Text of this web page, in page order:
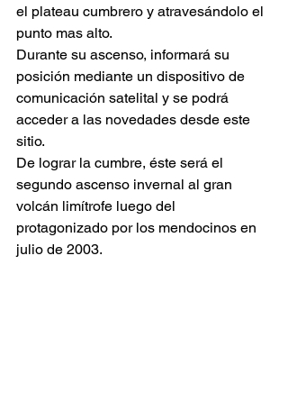
el plateau cumbrero y atravesándolo el
punto mas alto.
Durante su ascenso, informará su
posición mediante un dispositivo de
comunicación satelital y se podrá
acceder a las novedades desde este
sitio.
De lograr la cumbre, éste será el
segundo ascenso invernal al gran
volcán limítrofe luego del
protagonizado por los mendocinos en
julio de 2003.